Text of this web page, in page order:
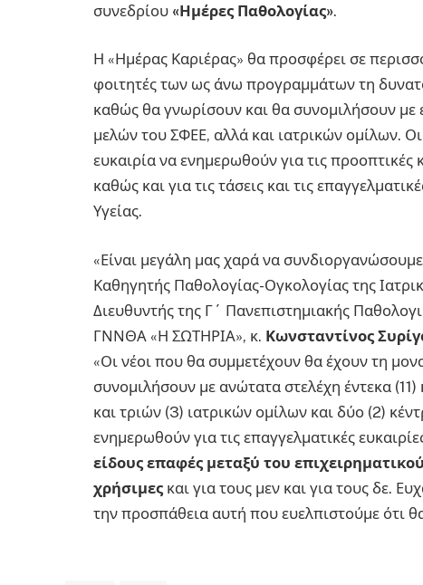
συνεδρίου «Ημέρες Παθολογίας».
Η «Ημέρας Καριέρας» θα προσφέρει σε
φοιτητές των ως άνω προγραμμάτων τη
καθώς θα γνωρίσουν και θα συνομιλήσουν
μελών του ΣΦΕΕ, αλλά και ιατρικών ομίλων.
ευκαιρία να ενημερωθούν για τις
καθώς και για τις τάσεις και τις
Υγείας.
«Είναι μεγάλη μας χαρά να
Καθηγητής Παθολογίας-Ογκολογίας της
Διευθυντής της Γ΄ Πανεπιστημιακής
ΓΝΝΘΑ «Η ΣΩΤΗΡΙΑ», κ. Κωνσταντίνος
«Οι νέοι που θα συμμετέχουν θα έχουν τη
συνομιλήσουν με ανώτατα στελέχη έντεκα
και τριών (3) ιατρικών ομίλων και δύο (2)
ενημερωθούν για τις επαγγελματικές
είδους επαφές μεταξύ του
χρήσιμες και για τους μεν και για τους δε.
την προσπάθεια αυτή που ευελπιστούμε ότι